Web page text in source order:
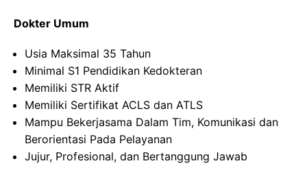
Dokter Umum
Usia Maksimal 35 Tahun
Minimal S1 Pendidikan Kedokteran
Memiliki STR Aktif
Memiliki Sertifikat ACLS dan ATLS
Mampu Bekerjasama Dalam Tim, Komunikasi dan
Berorientasi Pada Pelayanan
Jujur, Profesional, dan Bertanggung Jawab